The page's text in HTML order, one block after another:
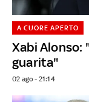
Xabi Alonso:
guarita"
A CUORE APERTO
02 ago - 21:14